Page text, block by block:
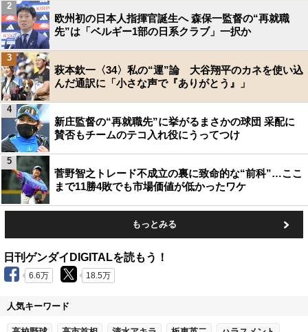
欧州初の日本人指揮官誕生へ 森保一監督の“再就職
先”は「ベルギー1部の日系クラブ」一択か
2
萩本欽一〈34〉私の“運”論 大谷翔平のカネを使い込
んだ通訳に「小さな声で『ありがとう』」
3
新庄監督の“再就職先”に挙がるまさかの球団 采配に
賛否もチームのテコ入れ役にうってつけ
4
菅野智之トレード不成立の裏に致命的な“前科”…ここ
まで11勝4敗でも市場価値が低かったワケ
5
もっとみる
日刊ゲンダイDIGITALを読もう！
6.6万 18.5万
人気キーワード